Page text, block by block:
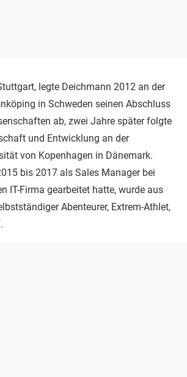
legte Deichmann 2012 an der
in Schweden seinen Abschluss
ab, zwei Jahre später folgte
und Entwicklung an der
von Kopenhagen in Dänemark.
bis 2017 als Sales Manager bei
IT-Firma gearbeitet hatte, wurde aus
Abenteurer, Extrem-Athlet,